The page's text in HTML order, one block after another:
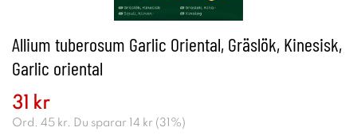
Allium tuberosum Garlic Oriental, Gräslök, Kinesisk,
Garlic oriental
31 kr
Ord. 45 kr. Du sparar 14 kr ( 31 %)